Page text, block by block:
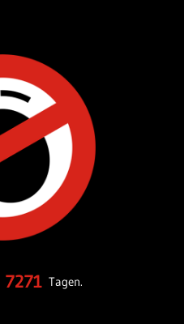
7271 Tagen.